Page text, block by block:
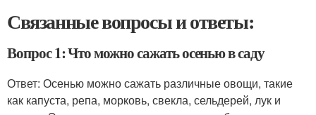
Связанные вопросы и ответы:
Вопрос 1: Что можно сажать осенью в саду
Ответ: Осенью можно сажать различные овощи, такие
как капуста, репа, морковь, свекла, сельдерей, лук и